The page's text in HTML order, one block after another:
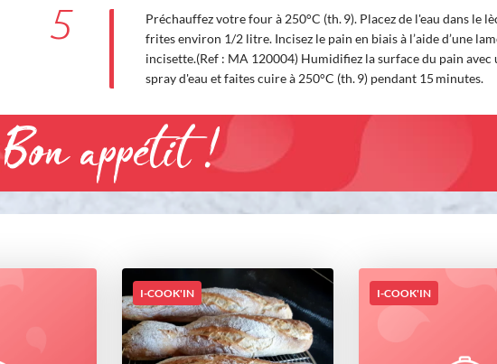
5
Préchauffez votre four à 250°C (th. 9). Placez de l'eau dans le
frites environ 1/2 litre. Incisez le pain en biais à l’aide d’une
incisette.(Ref : MA 120004) Humidifiez la surface du pain avec
spray d'eau et faites cuire à 250°C (th. 9) pendant 15 minutes.
Bon appétit !
I-COOK'IN I-COOK'IN